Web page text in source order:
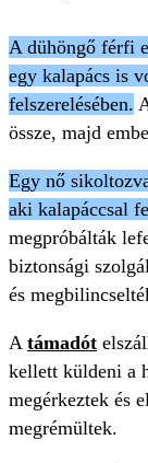
A dühöngő férfi
egy kalapács is
felszerelésében.
össze, majd
Egy nő
aki kalapáccsal
megpróbálták
biztonsági
és
A támadót
kellett küldeni a
megérkeztek és
megrémültek.